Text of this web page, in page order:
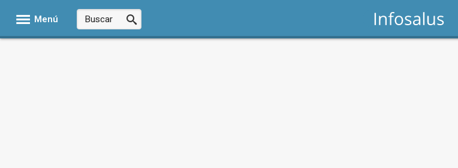
Menú